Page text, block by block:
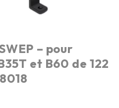
– pour
et B60 de 122